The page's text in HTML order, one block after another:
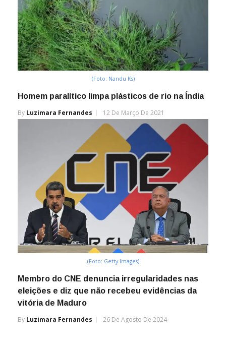
(Foto: Nandu Ks)
Homem paralítico limpa plásticos de rio na Índia
By Luzimara Fernandes 12 De Março De 2021
(Foto: Getty Images)
Membro do CNE denuncia irregularidades nas
eleições e diz que não recebeu evidências da
vitória de Maduro
By Luzimara Fernandes 26 De Agosto De 2024